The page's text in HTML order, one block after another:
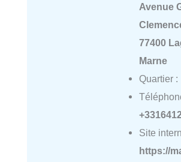
Avenue
77400
Marne
Quartier :
Site
https://